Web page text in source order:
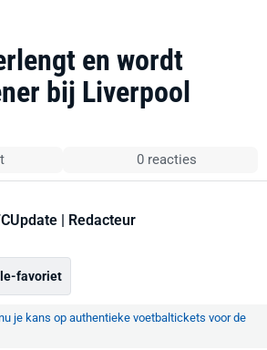
en wordt
bij Liverpool
0 reacties
| Redacteur
favoriet
je kans op authentieke voetbaltickets voor de